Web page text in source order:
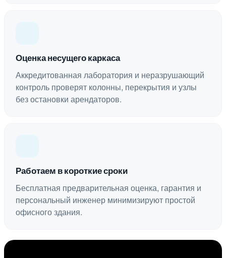
Оценка несущего каркаса
Аккредитованная лаборатория и неразрушающий
контроль проверят колонны, перекрытия и узлы
без остановки арендаторов.
Работаем в короткие сроки
Бесплатная предварительная оценка, гарантия и
персональный инженер минимизируют простой
офисного здания.